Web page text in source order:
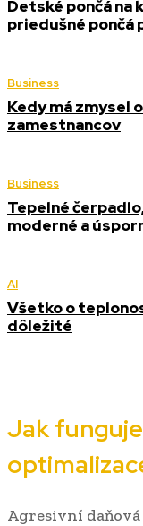
Detské pončá na
priedušné pončá
Business
Kedy má zmysel
zamestnancov
Business
Tepelné
moderné a
AI
Všetko o
dôležité
Jak
Agresivní